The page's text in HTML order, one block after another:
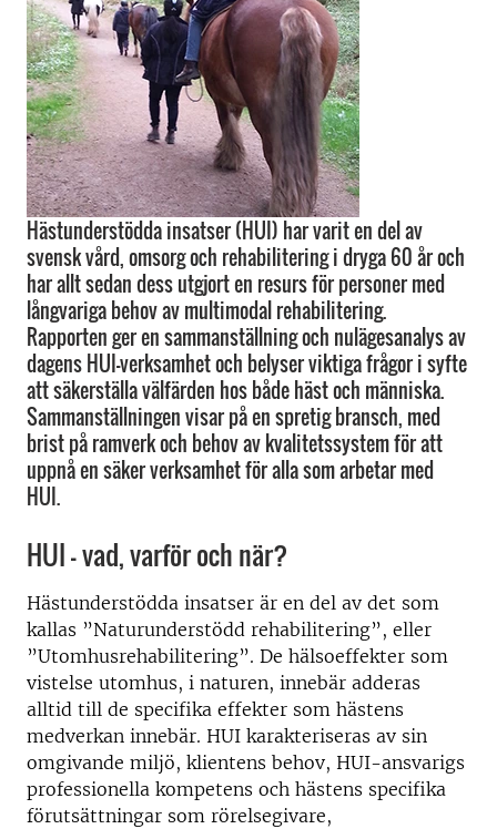
Hästunderstödda insatser (HUI) har varit en del av
svensk vård, omsorg och rehabilitering i dryga 60 år och
har allt sedan dess utgjort en resurs för personer med
långvariga behov av multimodal rehabilitering.
Rapporten ger en sammanställning och nulägesanalys av
dagens HUI-verksamhet och belyser viktiga frågor i syfte
att säkerställa välfärden hos både häst och människa.
Sammanställningen visar på en spretig bransch, med
brist på ramverk och behov av kvalitetssystem för att
uppnå en säker verksamhet för alla som arbetar med
HUI.
HUI – vad, varför och när?
Hästunderstödda insatser är en del av det som
kallas ”Naturunderstödd rehabilitering”, eller
”Utomhusrehabilitering”. De hälsoeffekter som
vistelse utomhus, i naturen, innebär adderas
alltid till de specifika effekter som hästens
medverkan innebär. HUI karakteriseras av sin
omgivande miljö, klientens behov, HUI-ansvarigs
professionella kompetens och hästens specifika
förutsättningar som rörelsegivare,